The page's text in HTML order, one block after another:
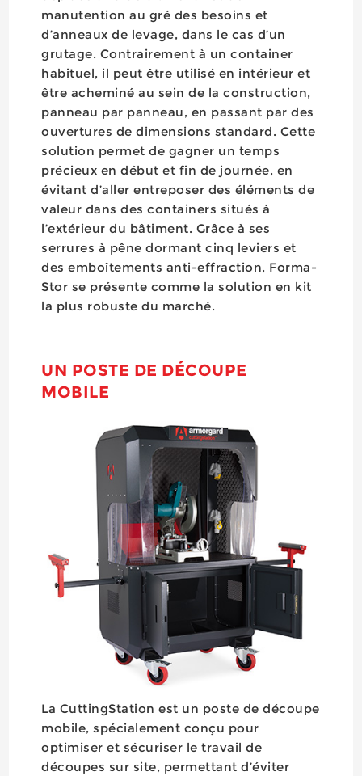
manutention au gré des besoins et
d’anneaux de levage, dans le cas d’un
grutage. Contrairement à un container
habituel, il peut être utilisé en intérieur et
être acheminé au sein de la construction,
panneau par panneau, en passant par des
ouvertures de dimensions standard. Cette
solution permet de gagner un temps
précieux en début et fin de journée, en
évitant d’aller entreposer des éléments de
valeur dans des containers situés à
l’extérieur du bâtiment. Grâce à ses
serrures à pêne dormant cinq leviers et
des emboîtements anti-effraction, Forma-
Stor se présente comme la solution en kit
la plus robuste du marché.
UN POSTE DE DÉCOUPE
MOBILE
La CuttingStation est un poste de découpe
mobile, spécialement conçu pour
optimiser et sécuriser le travail de
découpes sur site, permettant d’éviter